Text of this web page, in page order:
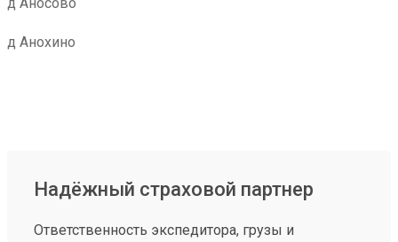
д Анохино
Надёжный страховой партнер
Ответственность экспедитора, грузы и